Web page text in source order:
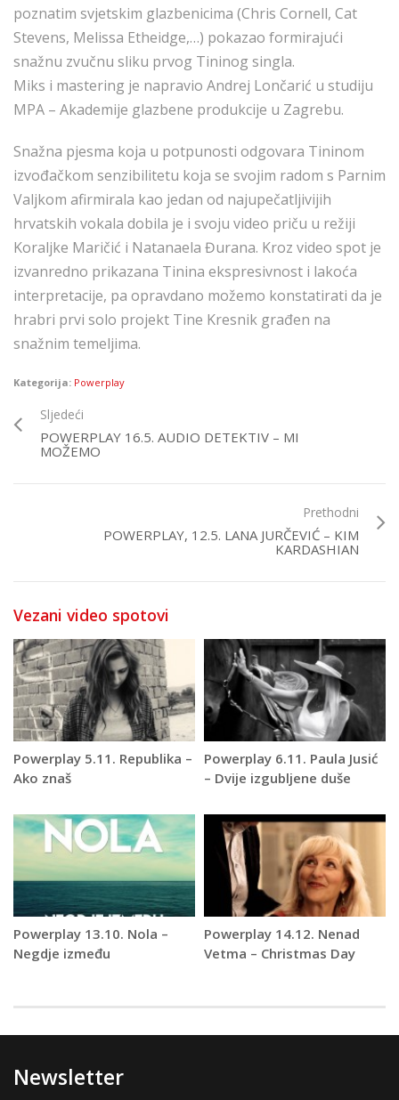
poznatim svjetskim glazbenicima (Chris Cornell, Cat
Stevens, Melissa Etheidge,…) pokazao formirajući
snažnu zvučnu sliku prvog Tininog singla.
Miks i mastering je napravio Andrej Lončarić u studiju
MPA – Akademije glazbene produkcije u Zagrebu.
Snažna pjesma koja u potpunosti odgovara Tininom
izvođačkom senzibilitetu koja se svojim radom s Parnim
Valjkom afirmirala kao jedan od najupečatljivijih
hrvatskih vokala dobila je i svoju video priču u režiji
Koraljke Maričić i Natanaela Đurana. Kroz video spot je
izvanredno prikazana Tinina ekspresivnost i lakoća
interpretacije, pa opravdano možemo konstatirati da je
hrabri prvi solo projekt Tine Kresnik građen na
snažnim temeljima.
Kategorija: Powerplay
Sljedeći
POWERPLAY 16.5. AUDIO DETEKTIV – MI
MOŽEMO
Prethodni
POWERPLAY, 12.5. LANA JURČEVIĆ – KIM
KARDASHIAN
Vezani video spotovi
Powerplay 5.11. Republika –
Ako znaš
Powerplay 6.11. Paula Jusić
– Dvije izgubljene duše
Powerplay 13.10. Nola –
Negdje između
Powerplay 14.12. Nenad
Vetma – Christmas Day
Newsletter